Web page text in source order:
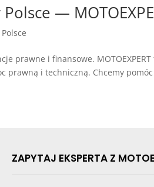
—
prawne i finansowe.
prawną i techniczną. Chcemy
ZAPYTAJ EKSPERTA Z